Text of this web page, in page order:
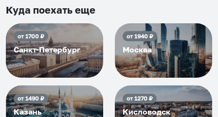
приезжать еще...
Куда поехать еще
от1700₽
Санкт-Петербург
от1940₽
Москва
от1490₽
Казань
от1270₽
Кисловодск